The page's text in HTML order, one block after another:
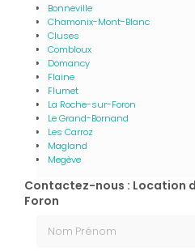
Bonneville
Chamonix-Mont-Blanc
Cluses
Combloux
Domancy
Flaine
Flumet
La Roche-sur-Foron
Le Grand-Bornand
Les Carroz
Magland
Megève
Contactez-nous : Location
Foron